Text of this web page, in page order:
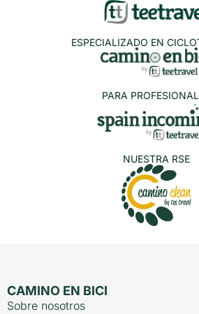
ESPECIALIZADO EN
PARA
NUESTRA RSE
CAMINO EN BICI
Sobre nosotros